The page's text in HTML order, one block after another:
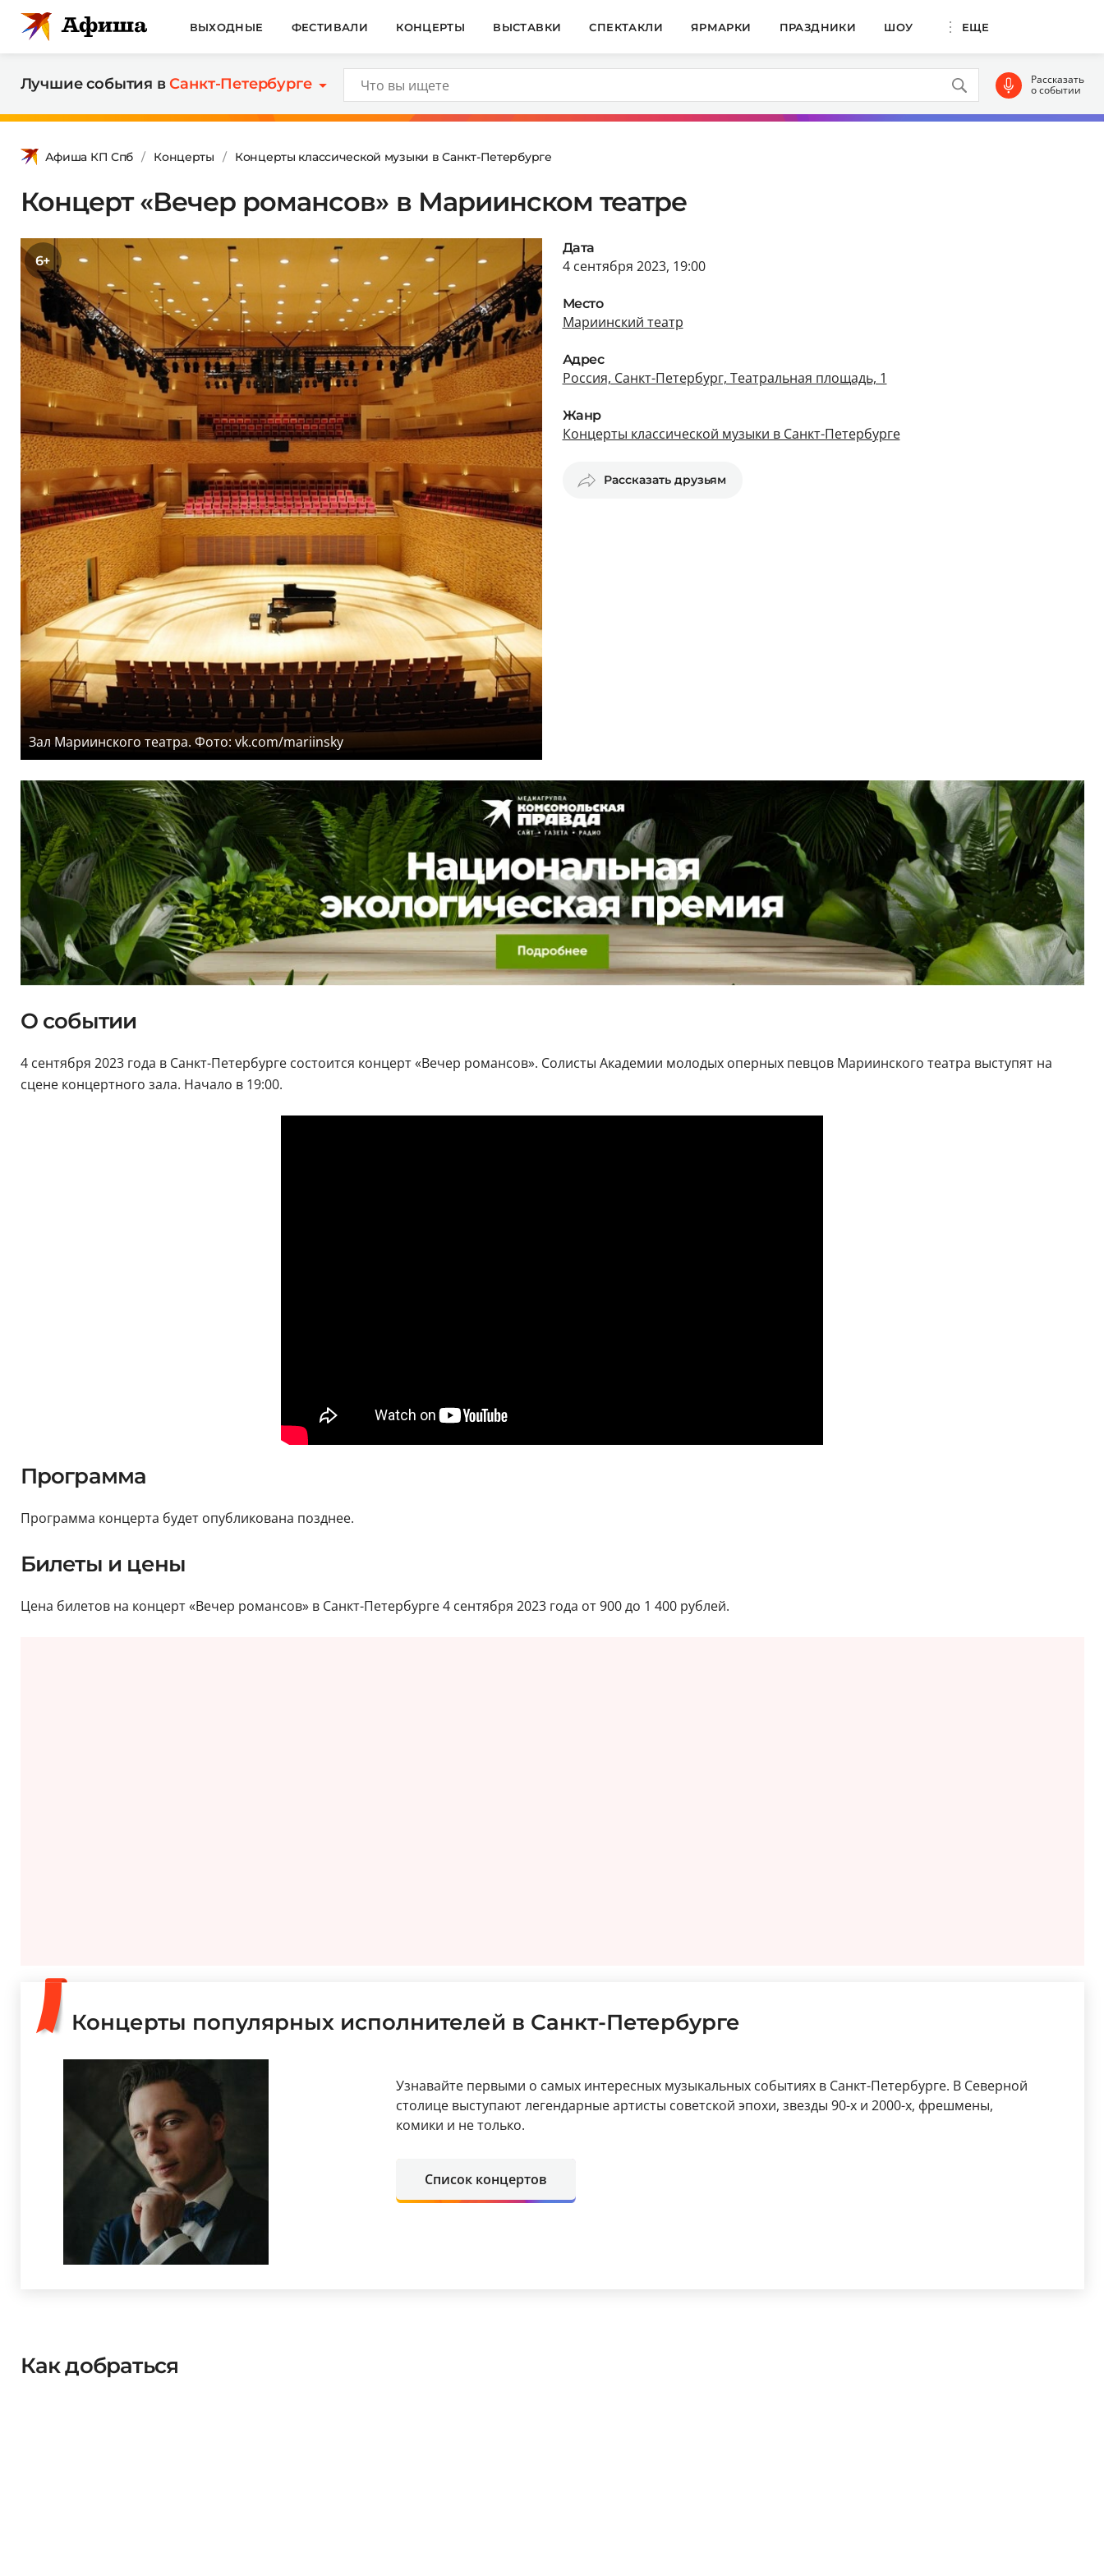
ВЫХОДНЫЕ ФЕСТИВАЛИ КОНЦЕРТЫ ВЫСТАВКИ СПЕКТАКЛИ ЯРМАРКИ ПРАЗДНИКИ ШОУ ЕЩЕ
Лучшие события вСанкт-Петербурге Рассказать
о событии
Афиша КП Спб Концерты Концерты классической музыки в Санкт-Петербурге
Концерт «Вечер романсов» в Мариинском театре
6+
Зал Мариинского театра. Фото: vk.com/mariinsky
Дата
4 сентября 2023, 19:00
Место
Мариинский театр
Адрес
Россия, Санкт-Петербург, Театральная площадь, 1
Жанр
Концерты классической музыки в Санкт-Петербурге
Рассказать друзьям
О событии
4 сентября 2023 года в Санкт-Петербурге состоится концерт «Вечер романсов». Солисты Академии молодых оперных певцов Мариинского театра выступят на
сцене концертного зала. Начало в 19:00.
Программа
Программа концерта будет опубликована позднее.
Билеты и цены
Цена билетов на концерт «Вечер романсов» в Санкт-Петербурге 4 сентября 2023 года от 900 до 1 400 рублей.
Концерты популярных исполнителей в Санкт-Петербурге
Узнавайте первыми о самых интересных музыкальных событиях в Санкт-Петербурге. В Северной
столице выступают легендарные артисты советской эпохи, звезды 90-х и 2000-х, фрешмены,
комики и не только.
Список концертов
Как добраться